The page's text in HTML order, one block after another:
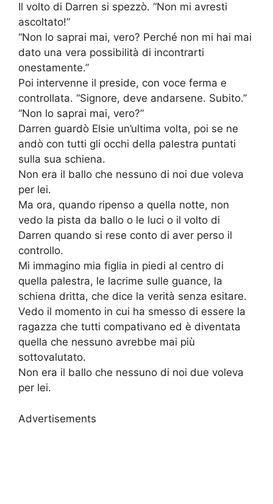
Il volto di Darren si spezzò. “Non mi avresti
ascoltato!”
“Non lo saprai mai, vero? Perché non mi hai mai
dato una vera possibilità di incontrarti
onestamente.”
Poi intervenne il preside, con voce ferma e
controllata. “Signore, deve andarsene. Subito.”
“Non lo saprai mai, vero?”
Darren guardò Elsie un’ultima volta, poi se ne
andò con tutti gli occhi della palestra puntati
sulla sua schiena.
Non era il ballo che nessuno di noi due voleva
per lei.
Ma ora, quando ripenso a quella notte, non
vedo la pista da ballo o le luci o il volto di
Darren quando si rese conto di aver perso il
controllo.
Mi immagino mia figlia in piedi al centro di
quella palestra, le lacrime sulle guance, la
schiena dritta, che dice la verità senza esitare.
Vedo il momento in cui ha smesso di essere la
ragazza che tutti compativano ed è diventata
quella che nessuno avrebbe mai più
sottovalutato.
Non era il ballo che nessuno di noi due voleva
per lei.
Advertisements